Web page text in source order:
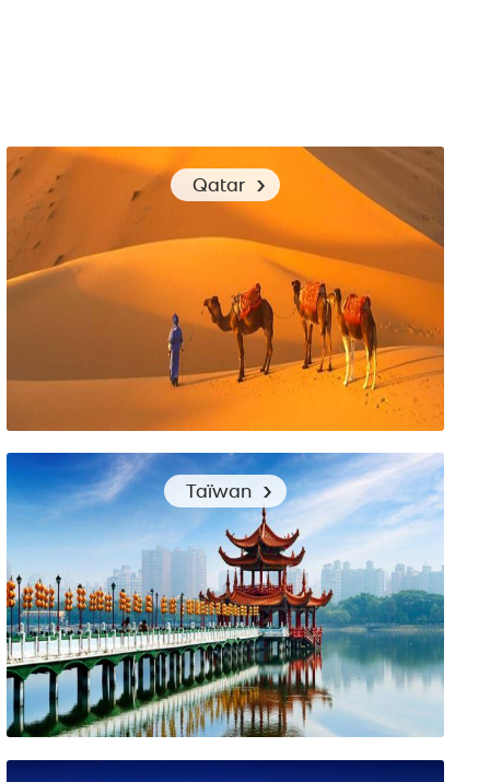
Comment s’habiller à Katmandou au Népal ?
Qatar
Les bons vêtements pour visiter le Qatar
Taïwan